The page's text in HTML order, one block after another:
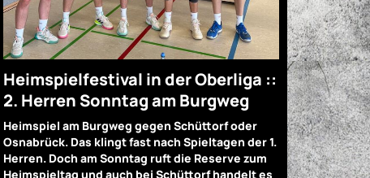
Heimspielfestival in der Oberliga ::
2. Herren Sonntag am Burgweg
Heimspiel am Burgweg gegen Schüttorf oder
Osnabrück. Das klingt fast nach Spieltagen der 1.
Herren. Doch am Sonntag ruft die Reserve zum
Heimspieltag und auch bei Schüttorf handelt es